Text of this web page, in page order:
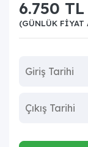
6.750
(GÜNLÜK